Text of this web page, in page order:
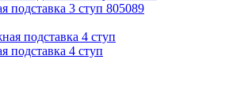
подставка 3 ступ 805089
подставка 4 ступ